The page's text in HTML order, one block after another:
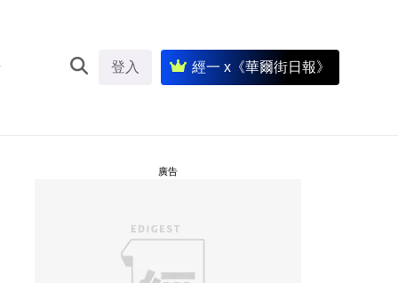
登入 經一 x《華爾街日報》
廣告